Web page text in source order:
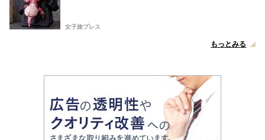
女子旅プレス
もっとみる